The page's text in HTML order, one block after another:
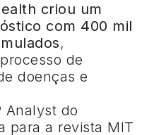
criou um
com 400 mil
,
de
doenças e
Analyst do
para a revista MIT